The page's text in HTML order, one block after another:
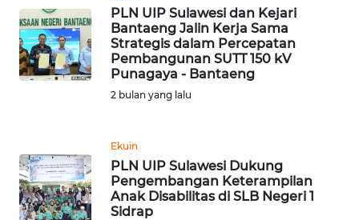
PLN UIP Sulawesi dan Kejari
Bantaeng Jalin Kerja Sama
Strategis dalam Percepatan
Pembangunan SUTT 150 kV
Punagaya - Bantaeng
2 bulan yang lalu
Ekuin
PLN UIP Sulawesi Dukung
Pengembangan Keterampilan
Anak Disabilitas di SLB Negeri 1
Sidrap
JOGJA
WN
JATIM
WN
KALBAR